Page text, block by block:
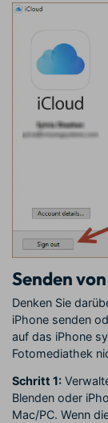
Senden
Denken Sie
iPhone senden
auf das iPhone
Fotomediathek
Schritt 1:
Blenden oder
Mac/PC. Wenn